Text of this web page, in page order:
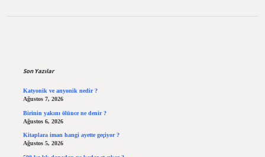
Son Yazılar
Katyonik ve anyonik nedir ?
Ağustos 7, 2026
Birinin yakını ölünce ne denir ?
Ağustos 6, 2026
Kitaplara iman hangi ayette geçiyor ?
Ağustos 5, 2026